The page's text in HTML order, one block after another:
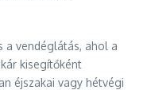
a vendéglátás, ahol a
kisegítőként
éjszakai vagy hétvégi